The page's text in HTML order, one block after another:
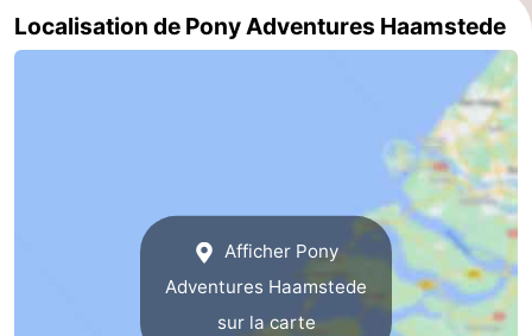
jeux
Parcours
Centres
Localisation de Pony Adventures Haamstede
Afficher Pony
Adventures Haamstede
sur la carte